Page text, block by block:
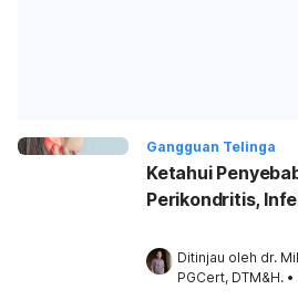
Gangguan Telinga
Ketahui
Perikondritis,
Ditinjau oleh dr.
PGCert, DTM&H. •